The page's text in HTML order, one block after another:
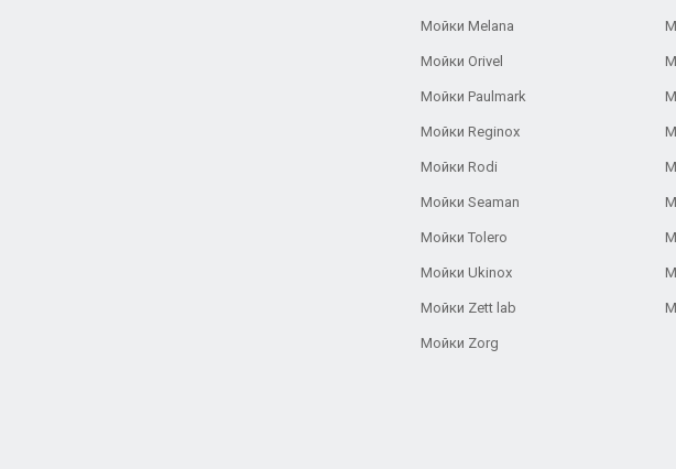
Мойки Melana
Мойки Orivel
Мойки Paulmark
Мойки Reginox
Мойки Rodi
Мойки Seaman
Мойки Tolero
Мойки Ukinox
Мойки Zett lab
Мойки Zorg